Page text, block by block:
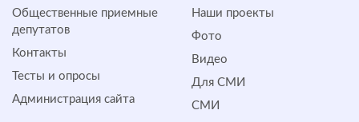
Общественные приемные
депутатов
Контакты
Тесты и опросы
Администрация сайта
Наши проекты
Фото
Видео
Для СМИ
СМИ